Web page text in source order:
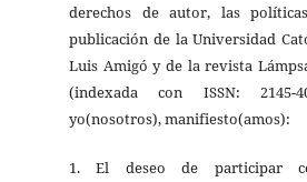
derechos de autor, las
publicación de la Universidad
Luis Amigó y de la revista
(indexada con ISSN: 2145-
yo(nosotros), manifiesto(amos):
1. El deseo de participar